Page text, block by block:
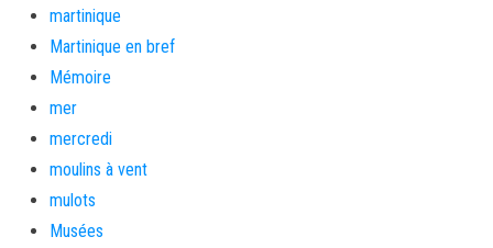
martinique
Martinique en bref
Mémoire
mer
mercredi
moulins à vent
mulots
Musées